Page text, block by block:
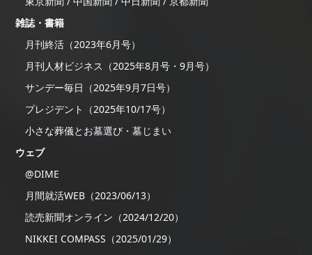
雑誌・書籍
月刊終活（2023年6月号）
月刊人材ビジネス（2025年8月号・9月号）
サンデー毎日（2025年9月7日号）
プレジデント（2025年10/17号）
小さな葬儀とお墓選び・墓じまい
ウェブ
@DIME
月間就活WEB（2023/06/13）
読売新聞オンライン（2024/12/20）
NIKKEI COMPASS（2025/01/29）